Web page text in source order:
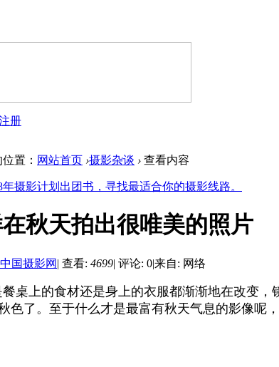
册
置： 网站首页 ›摄影杂谈 › 查看内容
年摄影计划出团书，寻找最适合你的摄影线路。
秋天拍出很唯美的照片
国摄影网 | 查看: 4699| 评论: 0|来自: 网络
桌上的食材还是身上的衣服都渐渐地在改变，
色了。至于什么才是最富有秋天气息的影像呢